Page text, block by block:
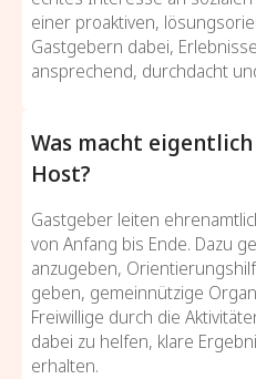
einer proaktiven,
Gastgebern dabei,
ansprechend, durchdacht
Was macht
Host?
Gastgeber leiten
von Anfang bis Ende. Dazu
anzugeben,
geben, gemeinnützige
Freiwillige durch die
dabei zu helfen, klare
erhalten.